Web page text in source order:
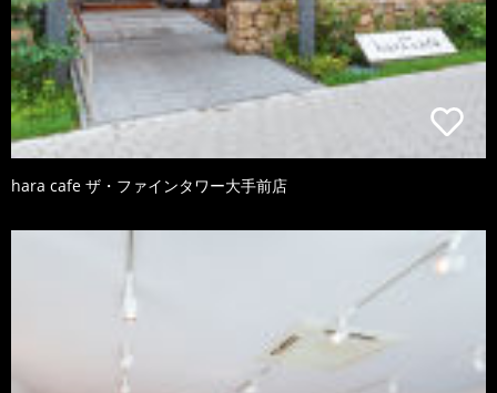
hara cafe ザ・ファインタワー大手前店